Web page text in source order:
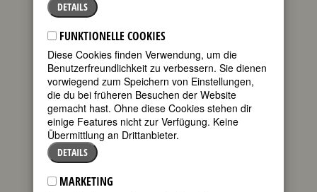
in einem für die Zeit sehr liberalen
Elternhaus auf: Mädchen und Jungen
werden in Erziehung und Ausbildung
gleich behandelt. Ihr Studium absolviert
sie zusammen mit Henry Moore in
Leeds und amRoyal College of Artin
London, in das sie, obwohl erst 16 Jahre
alt, aufgenommen wird.
DETAILS
FUNKTIONELLE COOKIES
Diese Cookies finden Verwendung, um die
Benutzerfreundlichkeit zu verbessern. Sie dienen
vorwiegend zum Speichern von Einstellungen,
die du bei früheren Besuchen der Website
gemacht hast. Ohne diese Cookies stehen dir
einige Features nicht zur Verfügung. Keine
Übermittlung an Drittanbieter.
DETAILS
MARKETING